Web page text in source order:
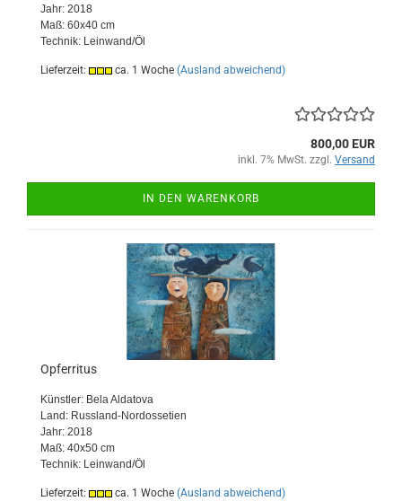
Jahr: 2018
Maß: 60x40 cm
Technik: Leinwand/Öl
Lieferzeit: ca. 1 Woche (Ausland abweichend)
800,00 EUR
inkl. 7% MwSt. zzgl. Versand
IN DEN WARENKORB
Opferritus
Künstler: Bela Aldatova
Land: Russland-Nordossetien
Jahr: 2018
Maß: 40x50 cm
Technik: Leinwand/Öl
Lieferzeit: ca. 1 Woche (Ausland abweichend)